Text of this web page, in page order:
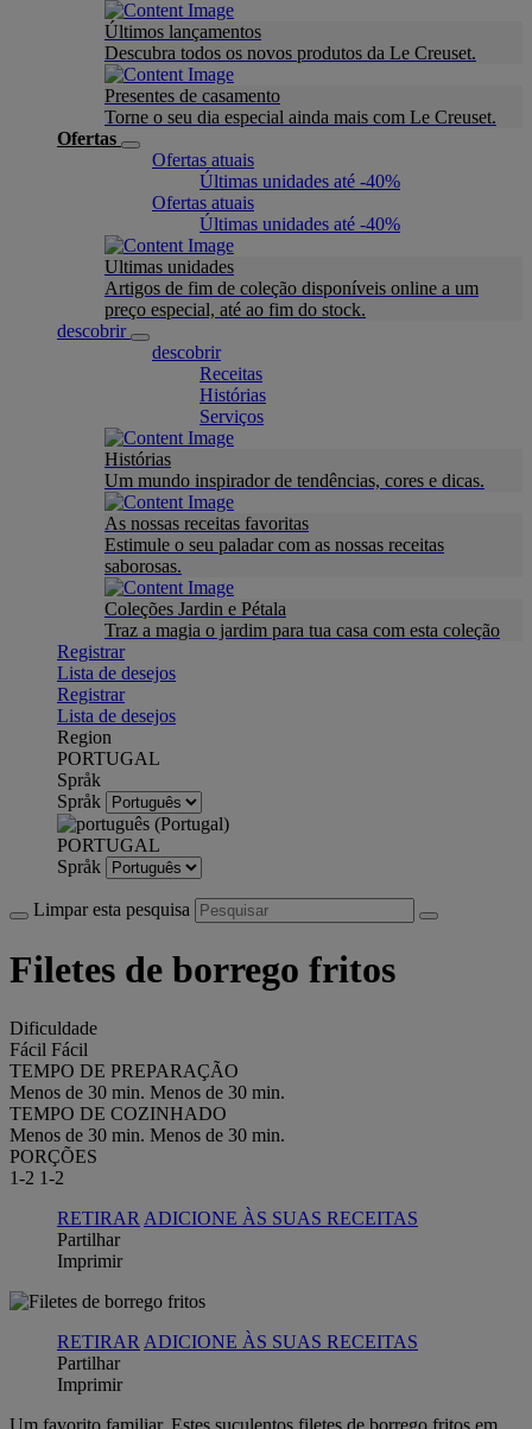
Últimos lançamentos
Descubra todos os novos produtos da Le Creuset.
Presentes de casamento
Torne o seu dia especial ainda mais com Le Creuset.
Ofertas
Ofertas atuais
Últimas unidades até -40%
Ofertas atuais
Últimas unidades até -40%
Ultimas unidades
Artigos de fim de coleção disponíveis online a um
preço especial, até ao fim do stock.
descobrir
descobrir
Receitas
Histórias
Serviços
Histórias
Um mundo inspirador de tendências, cores e dicas.
As nossas receitas favoritas
Estimule o seu paladar com as nossas receitas
saborosas.
Coleções Jardin e Pétala
Traz a magia o jardim para tua casa com esta coleção
Registrar
Lista de desejos
Registrar
Lista de desejos
Region
PORTUGAL
Språk
Språk
PORTUGAL
Språk
Limpar esta pesquisa
Filetes de borrego fritos
Dificuldade
Fácil Fácil
TEMPO DE PREPARAÇÃO
Menos de 30 min. Menos de 30 min.
TEMPO DE COZINHADO
Menos de 30 min. Menos de 30 min.
PORÇÕES
1-2 1-2
RETIRAR ADICIONE ÀS SUAS RECEITAS
Partilhar
Imprimir
RETIRAR ADICIONE ÀS SUAS RECEITAS
Partilhar
Imprimir
Um favorito familiar. Estes suculentos filetes de borrego fritos em